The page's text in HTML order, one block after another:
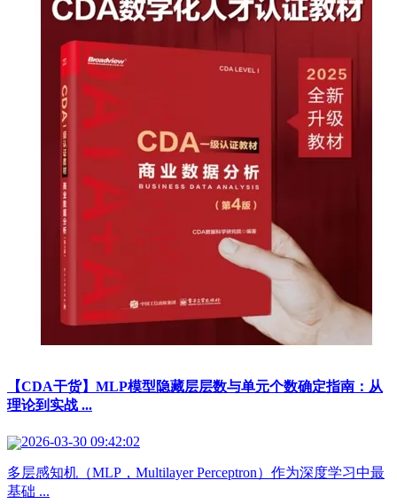
【CDA干货】MLP模型隐藏层层数与单元个数确定指南：从
理论到实战 ...
2026-03-30 09:42:02
多层感知机（MLP，Multilayer Perceptron）作为深度学习中最
基础 ...